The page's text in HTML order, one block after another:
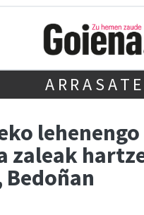
ARRASATE
zaleak
Bedoñan